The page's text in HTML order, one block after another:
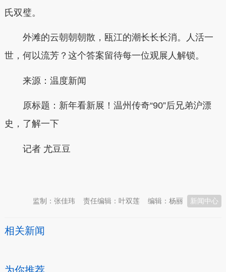
氏双璧。
外滩的云朝朝朝散，瓯江的潮长长长消。人活一
世，何以流芳？这个答案留待每一位观展人解锁。
来源：温度新闻
原标题：新年看新展！温州传奇“90”后兄弟沪漂
史，了解一下
记者 尤豆豆
新闻中心
编辑：杨丽
责任编辑：叶双莲
监制：张佳玮
相关新闻